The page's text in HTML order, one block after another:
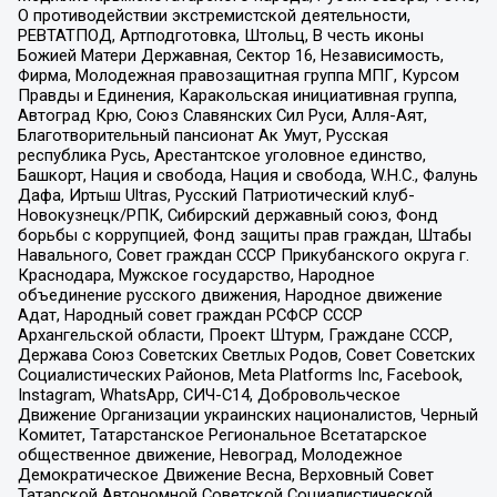
О противодействии экстремистской деятельности,
РЕВТАТПОД, Артподготовка, Штольц, В честь иконы
Божией Матери Державная, Сектор 16, Независимость,
Фирма, Молодежная правозащитная группа МПГ, Курсом
Правды и Единения, Каракольская инициативная группа,
Автоград Крю, Союз Славянских Сил Руси, Алля-Аят,
Благотворительный пансионат Ак Умут, Русская
республика Русь, Арестантское уголовное единство,
Башкорт, Нация и свобода, Нация и свобода, W.H.С., Фалунь
Дафа, Иртыш Ultras, Русский Патриотический клуб-
Новокузнецк/РПК, Сибирский державный союз, Фонд
борьбы с коррупцией, Фонд защиты прав граждан, Штабы
Навального, Совет граждан СССР Прикубанского округа г.
Краснодара, Мужское государство, Народное
объединение русского движения, Народное движение
Адат, Народный совет граждан РСФСР СССР
Архангельской области, Проект Штурм, Граждане СССР,
Держава Союз Советских Светлых Родов, Совет Советских
Социалистических Районов, Meta Platforms Inc, Facebook,
Instagram, WhatsApp, СИЧ-С14, Добровольческое
Движение Организации украинских националистов, Черный
Комитет, Татарстанское Региональное Всетатарское
общественное движение, Невоград, Молодежное
Демократическое Движение Весна, Верховный Совет